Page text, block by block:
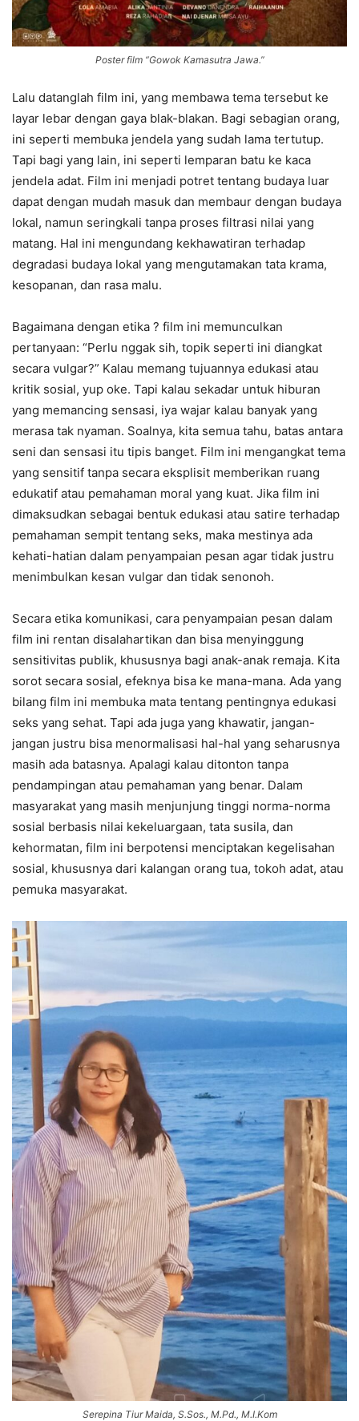
Poster film “Gowok Kamasutra Jawa.”
Lalu datanglah film ini, yang membawa tema tersebut ke
layar lebar dengan gaya blak-blakan. Bagi sebagian orang,
ini seperti membuka jendela yang sudah lama tertutup.
Tapi bagi yang lain, ini seperti lemparan batu ke kaca
jendela adat. Film ini menjadi potret tentang budaya luar
dapat dengan mudah masuk dan membaur dengan budaya
lokal, namun seringkali tanpa proses filtrasi nilai yang
matang. Hal ini mengundang kekhawatiran terhadap
degradasi budaya lokal yang mengutamakan tata krama,
kesopanan, dan rasa malu.
Bagaimana dengan etika ? film ini memunculkan
pertanyaan: “Perlu nggak sih, topik seperti ini diangkat
secara vulgar?” Kalau memang tujuannya edukasi atau
kritik sosial, yup oke. Tapi kalau sekadar untuk hiburan
yang memancing sensasi, iya wajar kalau banyak yang
merasa tak nyaman. Soalnya, kita semua tahu, batas antara
seni dan sensasi itu tipis banget. Film ini mengangkat tema
yang sensitif tanpa secara eksplisit memberikan ruang
edukatif atau pemahaman moral yang kuat. Jika film ini
dimaksudkan sebagai bentuk edukasi atau satire terhadap
pemahaman sempit tentang seks, maka mestinya ada
kehati-hatian dalam penyampaian pesan agar tidak justru
menimbulkan kesan vulgar dan tidak senonoh.
Secara etika komunikasi, cara penyampaian pesan dalam
film ini rentan disalahartikan dan bisa menyinggung
sensitivitas publik, khususnya bagi anak-anak remaja. Kita
sorot secara sosial, efeknya bisa ke mana-mana. Ada yang
bilang film ini membuka mata tentang pentingnya edukasi
seks yang sehat. Tapi ada juga yang khawatir, jangan-
jangan justru bisa menormalisasi hal-hal yang seharusnya
masih ada batasnya. Apalagi kalau ditonton tanpa
pendampingan atau pemahaman yang benar. Dalam
masyarakat yang masih menjunjung tinggi norma-norma
sosial berbasis nilai kekeluargaan, tata susila, dan
kehormatan, film ini berpotensi menciptakan kegelisahan
sosial, khususnya dari kalangan orang tua, tokoh adat, atau
pemuka masyarakat.
Serepina Tiur Maida, S.Sos., M.Pd., M.I.Kom